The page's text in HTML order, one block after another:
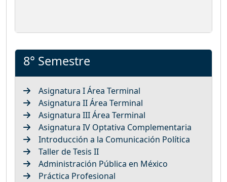
8° Semestre
Asignatura I Área Terminal
Asignatura II Área Terminal
Asignatura III Área Terminal
Asignatura IV Optativa Complementaria
Introducción a la Comunicación Política
Taller de Tesis II
Administración Pública en México
Práctica Profesional